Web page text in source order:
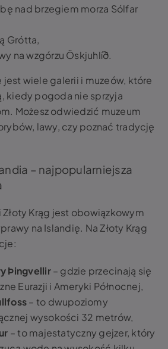
nad brzegiem morza Sólfar
Grótta,
na wzgórzu Öskjuhlíð.
jest wiele galerii i muzeów, które
kiedy pogoda nie sprzyja
Możesz odwiedzić muzeum
lawy, czy poznać tradycję
– najpopularniejsza
Krąg jest obowiązkowym
na Islandię. Na Złoty Krąg
Þingvellir– gdzie przecinają się
Eurazji i Ameryki Północnej,
– to dwupoziomy
wysokości 32 metrów,
– to majestatyczny gejzer, który